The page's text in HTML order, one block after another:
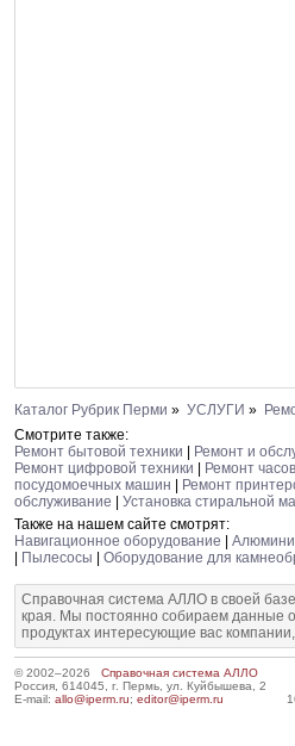
Каталог Рубрик Перми » УСЛУГИ »
Смотрите также:
Ремонт бытовой техники
Ремонт и
Ремонт цифровой техники
Ремонт часов
посудомоечных машин
Ремонт
обслуживание
Установка стиральной
Также на нашем сайте смотрят:
Навигационное оборудование
Пылесосы Оборудование для
Справочная система АЛЛО в своей
края. Мы постоянно собираем данные
продуктах интересующие вас
© 2002–2026 Справочная система АЛЛО
Россия, 614045, г. Пермь, ул. Куйбышева, 2
E-mail: allo@iperm.ru; editor@iperm.ru